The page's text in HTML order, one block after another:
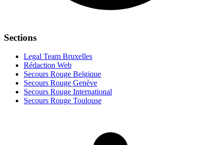
Sections
Legal Team Bruxelles
Rédaction Web
Secours Rouge Belgique
Secours Rouge Genève
Secours Rouge International
Secours Rouge Toulouse